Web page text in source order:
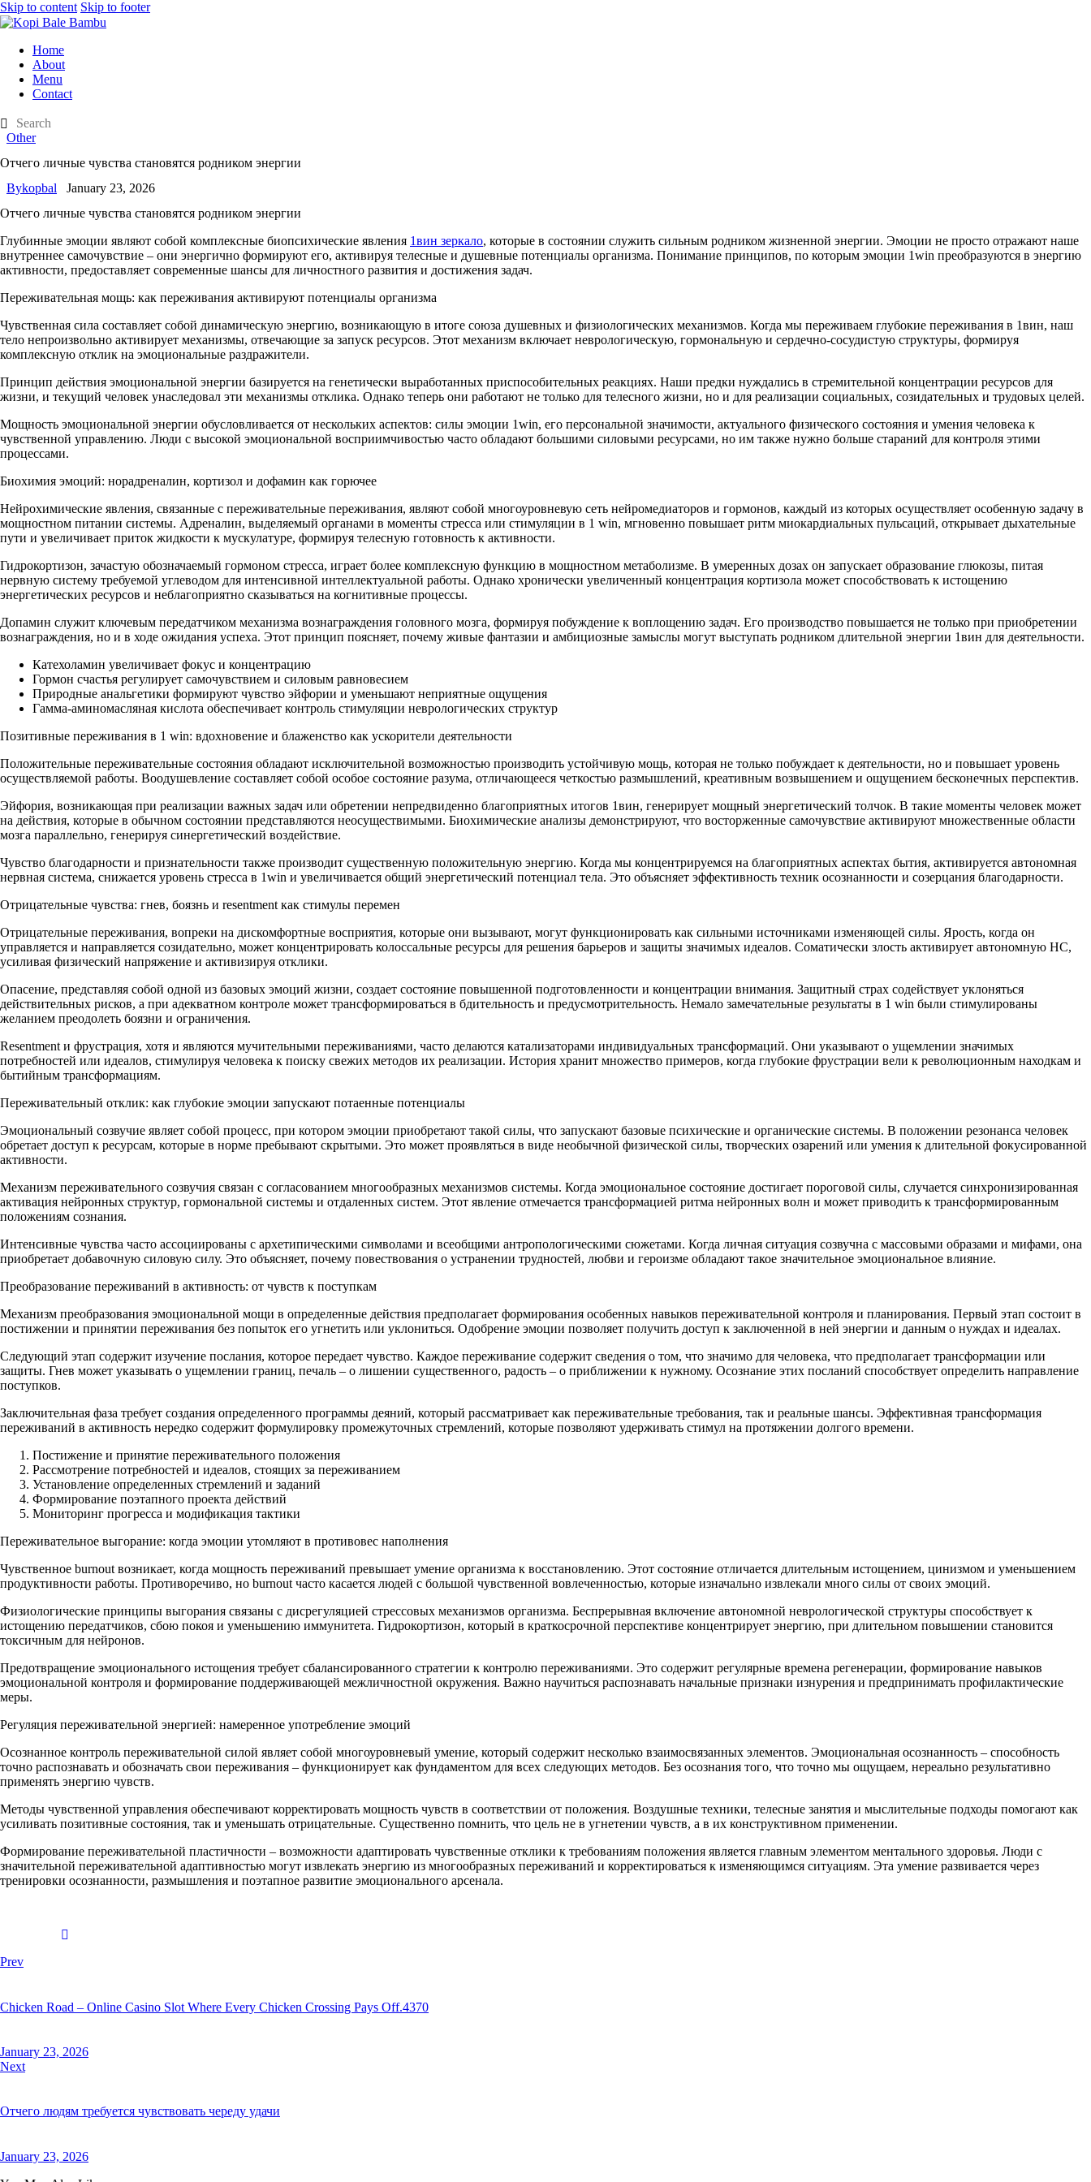
Skip to content Skip to footer
Home
About
Menu
Contact
Other
Отчего личные чувства становятся родником энергии
Bykopbal
January 23, 2026
Отчего личные чувства становятся родником энергии
Глубинные эмоции являют собой комплексные биопсихические явления 1вин зеркало, которые в состоянии служить сильным родником жизненной энергии. Эмоции не просто отражают наше
внутреннее самочувствие – они энергично формируют его, активируя телесные и душевные потенциалы организма. Понимание принципов, по которым эмоции 1win преобразуются в энергию
активности, предоставляет современные шансы для личностного развития и достижения задач.
Переживательная мощь: как переживания активируют потенциалы организма
Чувственная сила составляет собой динамическую энергию, возникающую в итоге союза душевных и физиологических механизмов. Когда мы переживаем глубокие переживания в 1вин, наш
тело непроизвольно активирует механизмы, отвечающие за запуск ресурсов. Этот механизм включает неврологическую, гормональную и сердечно-сосудистую структуры, формируя
комплексную отклик на эмоциональные раздражители.
Принцип действия эмоциональной энергии базируется на генетически выработанных приспособительных реакциях. Наши предки нуждались в стремительной концентрации ресурсов для
жизни, и текущий человек унаследовал эти механизмы отклика. Однако теперь они работают не только для телесного жизни, но и для реализации социальных, созидательных и трудовых целей.
Мощность эмоциональной энергии обусловливается от нескольких аспектов: силы эмоции 1win, его персональной значимости, актуального физического состояния и умения человека к
чувственной управлению. Люди с высокой эмоциональной восприимчивостью часто обладают большими силовыми ресурсами, но им также нужно больше стараний для контроля этими
процессами.
Биохимия эмоций: норадреналин, кортизол и дофамин как горючее
Нейрохимические явления, связанные с переживательные переживания, являют собой многоуровневую сеть нейромедиаторов и гормонов, каждый из которых осуществляет особенную задачу в
мощностном питании системы. Адреналин, выделяемый органами в моменты стресса или стимуляции в 1 win, мгновенно повышает ритм миокардиальных пульсаций, открывает дыхательные
пути и увеличивает приток жидкости к мускулатуре, формируя телесную готовность к активности.
Гидрокортизон, зачастую обозначаемый гормоном стресса, играет более комплексную функцию в мощностном метаболизме. В умеренных дозах он запускает образование глюкозы, питая
нервную систему требуемой углеводом для интенсивной интеллектуальной работы. Однако хронически увеличенный концентрация кортизола может способствовать к истощению
энергетических ресурсов и неблагоприятно сказываться на когнитивные процессы.
Допамин служит ключевым передатчиком механизма вознаграждения головного мозга, формируя побуждение к воплощению задач. Его производство повышается не только при приобретении
вознаграждения, но и в ходе ожидания успеха. Этот принцип поясняет, почему живые фантазии и амбициозные замыслы могут выступать родником длительной энергии 1вин для деятельности.
Катехоламин увеличивает фокус и концентрацию
Гормон счастья регулирует самочувствием и силовым равновесием
Природные анальгетики формируют чувство эйфории и уменьшают неприятные ощущения
Гамма-аминомасляная кислота обеспечивает контроль стимуляции неврологических структур
Позитивные переживания в 1 win: вдохновение и блаженство как ускорители деятельности
Положительные переживательные состояния обладают исключительной возможностью производить устойчивую мощь, которая не только побуждает к деятельности, но и повышает уровень
осуществляемой работы. Воодушевление составляет собой особое состояние разума, отличающееся четкостью размышлений, креативным возвышением и ощущением бесконечных перспектив.
Эйфория, возникающая при реализации важных задач или обретении непредвиденно благоприятных итогов 1вин, генерирует мощный энергетический толчок. В такие моменты человек может
на действия, которые в обычном состоянии представляются неосуществимыми. Биохимические анализы демонстрируют, что восторженные самочувствие активируют множественные области
мозга параллельно, генерируя синергетический воздействие.
Чувство благодарности и признательности также производит существенную положительную энергию. Когда мы концентрируемся на благоприятных аспектах бытия, активируется автономная
нервная система, снижается уровень стресса в 1win и увеличивается общий энергетический потенциал тела. Это объясняет эффективность техник осознанности и созерцания благодарности.
Отрицательные чувства: гнев, боязнь и resentment как стимулы перемен
Отрицательные переживания, вопреки на дискомфортные восприятия, которые они вызывают, могут функционировать как сильными источниками изменяющей силы. Ярость, когда он
управляется и направляется созидательно, может концентрировать колоссальные ресурсы для решения барьеров и защиты значимых идеалов. Соматически злость активирует автономную НС,
усиливая физический напряжение и активизируя отклики.
Опасение, представляя собой одной из базовых эмоций жизни, создает состояние повышенной подготовленности и концентрации внимания. Защитный страх содействует уклоняться
действительных рисков, а при адекватном контроле может трансформироваться в бдительность и предусмотрительность. Немало замечательные результаты в 1 win были стимулированы
желанием преодолеть боязни и ограничения.
Resentment и фрустрация, хотя и являются мучительными переживаниями, часто делаются катализаторами индивидуальных трансформаций. Они указывают о ущемлении значимых
потребностей или идеалов, стимулируя человека к поиску свежих методов их реализации. История хранит множество примеров, когда глубокие фрустрации вели к революционным находкам и
бытийным трансформациям.
Переживательный отклик: как глубокие эмоции запускают потаенные потенциалы
Эмоциональный созвучие являет собой процесс, при котором эмоции приобретают такой силы, что запускают базовые психические и органические системы. В положении резонанса человек
обретает доступ к ресурсам, которые в норме пребывают скрытыми. Это может проявляться в виде необычной физической силы, творческих озарений или умения к длительной фокусированной
активности.
Механизм переживательного созвучия связан с согласованием многообразных механизмов системы. Когда эмоциональное состояние достигает пороговой силы, случается синхронизированная
активация нейронных структур, гормональной системы и отдаленных систем. Этот явление отмечается трансформацией ритма нейронных волн и может приводить к трансформированным
положениям сознания.
Интенсивные чувства часто ассоциированы с архетипическими символами и всеобщими антропологическими сюжетами. Когда личная ситуация созвучна с массовыми образами и мифами, она
приобретает добавочную силовую силу. Это объясняет, почему повествования о устранении трудностей, любви и героизме обладают такое значительное эмоциональное влияние.
Преобразование переживаний в активность: от чувств к поступкам
Механизм преобразования эмоциональной мощи в определенные действия предполагает формирования особенных навыков переживательной контроля и планирования. Первый этап состоит в
постижении и принятии переживания без попыток его угнетить или уклониться. Одобрение эмоции позволяет получить доступ к заключенной в ней энергии и данным о нуждах и идеалах.
Следующий этап содержит изучение послания, которое передает чувство. Каждое переживание содержит сведения о том, что значимо для человека, что предполагает трансформации или
защиты. Гнев может указывать о ущемлении границ, печаль – о лишении существенного, радость – о приближении к нужному. Осознание этих посланий способствует определить направление
поступков.
Заключительная фаза требует создания определенного программы деяний, который рассматривает как переживательные требования, так и реальные шансы. Эффективная трансформация
переживаний в активность нередко содержит формулировку промежуточных стремлений, которые позволяют удерживать стимул на протяжении долгого времени.
Постижение и принятие переживательного положения
Рассмотрение потребностей и идеалов, стоящих за переживанием
Установление определенных стремлений и заданий
Формирование поэтапного проекта действий
Мониторинг прогресса и модификация тактики
Переживательное выгорание: когда эмоции утомляют в противовес наполнения
Чувственное burnout возникает, когда мощность переживаний превышает умение организма к восстановлению. Этот состояние отличается длительным истощением, цинизмом и уменьшением
продуктивности работы. Противоречиво, но burnout часто касается людей с большой чувственной вовлеченностью, которые изначально извлекали много силы от своих эмоций.
Физиологические принципы выгорания связаны с дисрегуляцией стрессовых механизмов организма. Беспрерывная включение автономной неврологической структуры способствует к
истощению передатчиков, сбою покоя и уменьшению иммунитета. Гидрокортизон, который в краткосрочной перспективе концентрирует энергию, при длительном повышении становится
токсичным для нейронов.
Предотвращение эмоционального истощения требует сбалансированного стратегии к контролю переживаниями. Это содержит регулярные времена регенерации, формирование навыков
эмоциональной контроля и формирование поддерживающей межличностной окружения. Важно научиться распознавать начальные признаки изнурения и предпринимать профилактические
меры.
Регуляция переживательной энергией: намеренное употребление эмоций
Осознанное контроль переживательной силой являет собой многоуровневый умение, который содержит несколько взаимосвязанных элементов. Эмоциональная осознанность – способность
точно распознавать и обозначать свои переживания – функционирует как фундаментом для всех следующих методов. Без осознания того, что точно мы ощущаем, нереально результативно
применять энергию чувств.
Методы чувственной управления обеспечивают корректировать мощность чувств в соответствии от положения. Воздушные техники, телесные занятия и мыслительные подходы помогают как
усиливать позитивные состояния, так и уменьшать отрицательные. Существенно помнить, что цель не в угнетении чувств, а в их конструктивном применении.
Формирование переживательной пластичности – возможности адаптировать чувственные отклики к требованиям положения является главным элементом ментального здоровья. Люди с
значительной переживательной адаптивностью могут извлекать энергию из многообразных переживаний и корректироваться к изменяющимся ситуациям. Эта умение развивается через
тренировки осознанности, размышления и поэтапное развитие эмоционального арсенала.
Prev
Chicken Road – Online Casino Slot Where Every Chicken Crossing Pays Off.4370
January 23, 2026
Next
Отчего людям требуется чувствовать череду удачи
January 23, 2026